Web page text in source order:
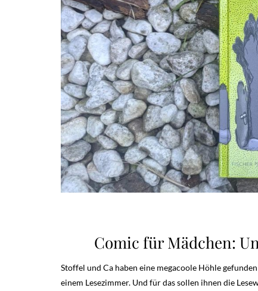
Comic für Mädchen:
Stoffel und Ca haben eine megacoole Höhle
einem Lesezimmer. Und für das sollen ihnen die